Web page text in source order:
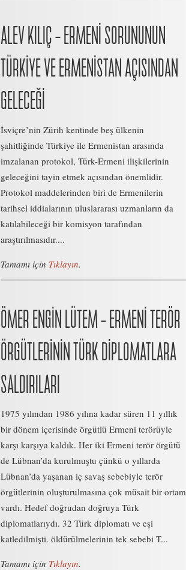
ALEV KILIÇ – ERMENİ SORUNUNUN
TÜRKİYE VE ERMENİSTAN AÇISINDAN
GELECEĞİ
İsviçre’nin Zürih kentinde beş ülkenin
şahitliğinde Türkiye ile Ermenistan arasında
imzalanan protokol, Türk-Ermeni ilişkilerinin
geleceğini tayin etmek açısından önemlidir.
Protokol maddelerinden biri de Ermenilerin
tarihsel iddialarının uluslararası uzmanların da
katılabileceği bir komisyon tarafından
araştırılmasıdır....
Tamamı için Tıklayın.
ÖMER ENGİN LÜTEM – ERMENİ TERÖR
ÖRGÜTLERİNİN TÜRK DİPLOMATLARA
SALDIRILARI
1975 yılından 1986 yılına kadar süren 11 yıllık
bir dönem içerisinde örgütlü Ermeni terörüyle
karşı karşıya kaldık. Her iki Ermeni terör örgütü
de Lübnan’da kurulmuştu çünkü o yıllarda
Lübnan’da yaşanan iç savaş sebebiyle terör
örgütlerinin oluşturulmasına çok müsait bir ortam
vardı. Hedef doğrudan doğruya Türk
diplomatlarıydı. 32 Türk diplomatı ve eşi
katledilmişti. öldürülmelerinin tek sebebi T...
Tamamı için Tıklayın.